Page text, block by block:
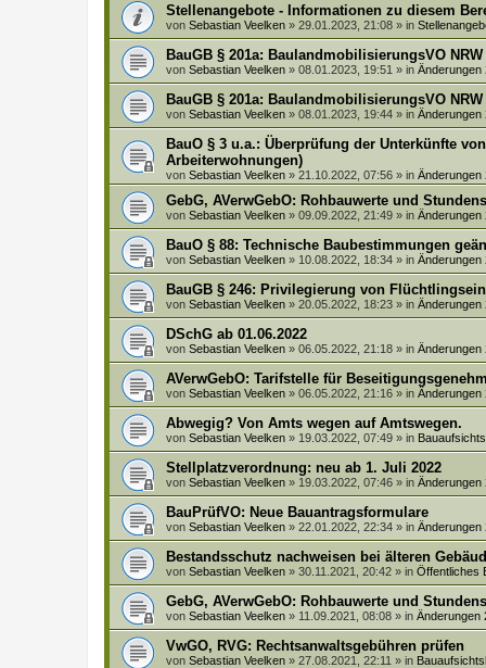
Stellenangebote - Informationen zu diesem
von Sebastian Veelken » 29.01.2023, 21:08 » in
BauGB § 201a: BaulandmobilisierungsVO NRW
von Sebastian Veelken » 08.01.2023, 19:51 » in Änderungen
BauGB § 201a: BaulandmobilisierungsVO NRW
von Sebastian Veelken » 08.01.2023, 19:44 » in Änderungen
BauO § 3 u.a.: Überprüfung der Unterkünfte
Arbeiterwohnungen)
von Sebastian Veelken » 21.10.2022, 07:56 » in Änderungen
GebG, AVerwGebO: Rohbauwerte und
von Sebastian Veelken » 09.09.2022, 21:49 » in Änderungen
BauO § 88: Technische Baubestimmungen
von Sebastian Veelken » 10.08.2022, 18:34 » in Änderungen
BauGB § 246: Privilegierung von
von Sebastian Veelken » 20.05.2022, 18:23 » in Änderungen
DSchG ab 01.06.2022
von Sebastian Veelken » 06.05.2022, 21:18 » in Änderungen
AVerwGebO: Tarifstelle für
von Sebastian Veelken » 06.05.2022, 21:16 » in Änderungen
Abwegig? Von Amts wegen auf Amtswegen.
von Sebastian Veelken » 19.03.2022, 07:49 » in
Stellplatzverordnung: neu ab 1. Juli 2022
von Sebastian Veelken » 19.03.2022, 07:46 » in Änderungen
BauPrüfVO: Neue Bauantragsformulare
von Sebastian Veelken » 22.01.2022, 22:34 » in Änderungen
Bestandsschutz nachweisen bei älteren
von Sebastian Veelken » 30.11.2021, 20:42 » in Öffentliches
GebG, AVerwGebO: Rohbauwerte und
von Sebastian Veelken » 11.09.2021, 08:08 » in Änderungen
VwGO, RVG: Rechtsanwaltsgebühren prüfen
von Sebastian Veelken » 27.08.2021, 22:11 » in